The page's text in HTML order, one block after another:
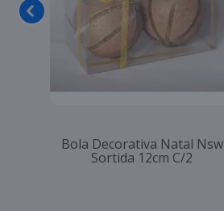
Bola Decorativa Natal Nsw
Sortida 12cm C/2